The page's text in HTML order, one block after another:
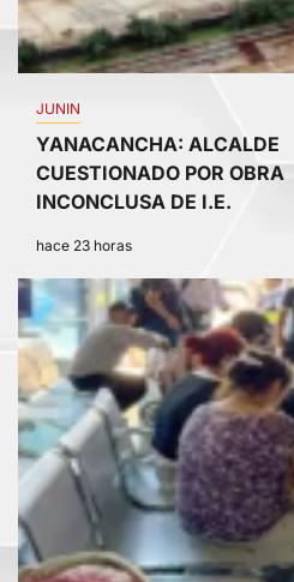
JUNIN
YANACANCHA: ALCALDE
CUESTIONADO POR OBRA
INCONCLUSA DE I.E.
hace 23 horas
3